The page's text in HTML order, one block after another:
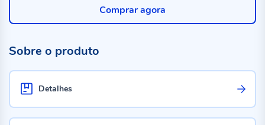
Comprar agora
Sobre o produto
Detalhes